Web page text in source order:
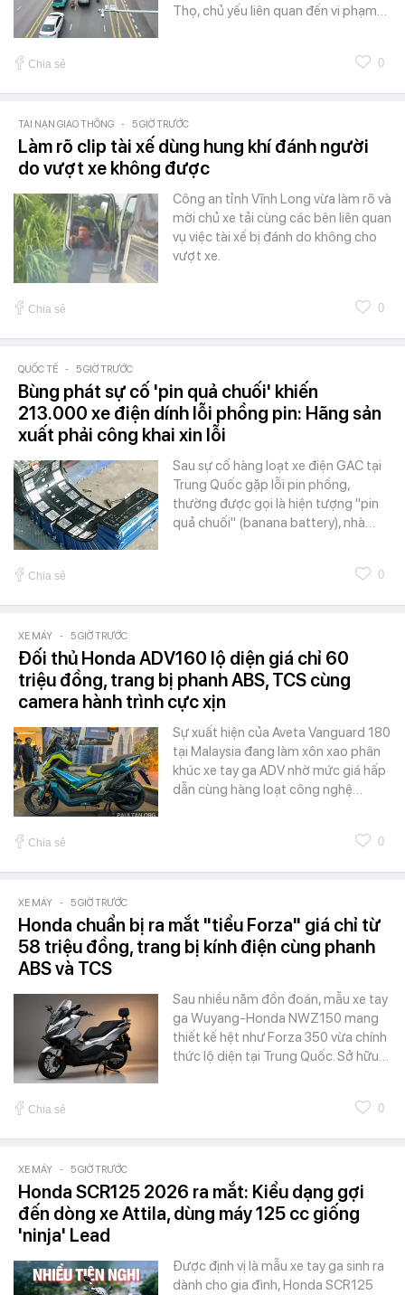
Thọ, chủ yếu liên quan đến vi phạm…
Chia sẻ 0
TAI NẠN GIAO THÔNG - 5 GIỜ TRƯỚC
Làm rõ clip tài xế dùng hung khí đánh người
do vượt xe không được
Công an tỉnh Vĩnh Long vừa làm rõ và
mời chủ xe tải cùng các bên liên quan
vụ việc tài xế bị đánh do không cho
vượt xe.
Chia sẻ 0
QUỐC TẾ - 5 GIỜ TRƯỚC
Bùng phát sự cố 'pin quả chuối' khiến
213.000 xe điện dính lỗi phồng pin: Hãng sản
xuất phải công khai xin lỗi
Sau sự cố hàng loạt xe điện GAC tại
Trung Quốc gặp lỗi pin phồng,
thường được gọi là hiện tượng "pin
quả chuối" (banana battery), nhà…
Chia sẻ 0
XE MÁY - 5 GIỜ TRƯỚC
Đối thủ Honda ADV160 lộ diện giá chỉ 60
triệu đồng, trang bị phanh ABS, TCS cùng
camera hành trình cực xịn
Sự xuất hiện của Aveta Vanguard 180
tại Malaysia đang làm xôn xao phân
khúc xe tay ga ADV nhờ mức giá hấp
dẫn cùng hàng loạt công nghệ…
Chia sẻ 0
XE MÁY - 5 GIỜ TRƯỚC
Honda chuẩn bị ra mắt "tiểu Forza" giá chỉ từ
58 triệu đồng, trang bị kính điện cùng phanh
ABS và TCS
Sau nhiều năm đồn đoán, mẫu xe tay
ga Wuyang-Honda NWZ150 mang
thiết kế hệt như Forza 350 vừa chính
thức lộ diện tại Trung Quốc. Sở hữu…
Chia sẻ 0
XE MÁY - 5 GIỜ TRƯỚC
Honda SCR125 2026 ra mắt: Kiểu dạng gợi
đến dòng xe Attila, dùng máy 125 cc giống
'ninja' Lead
Được định vị là mẫu xe tay ga sinh ra
dành cho gia đình, Honda SCR125